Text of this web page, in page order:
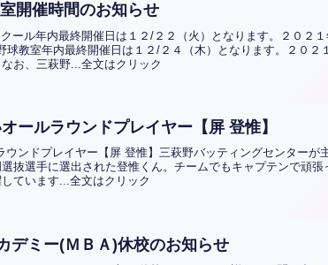
開催時間のお知らせ
ール年内最終開催日は１２/２２（火）となります。２０２１
球教室年内最終開催日は１２/２４（木）となります。２０２
お、三萩野...全文はクリック
ールラウンドプレイヤー【屏 登惟】
ウンドプレイヤー【屏 登惟】三萩野バッティングセンターが
抜選手に選出された登惟くん。チームでもキャプテンで頑張
ています...全文はクリック
デミー(ＭＢＡ)休校のお知らせ